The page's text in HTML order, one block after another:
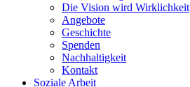
Die Vision wird Wirklichkeit
Angebote
Geschichte
Spenden
Nachhaltigkeit
Kontakt
Soziale Arbeit